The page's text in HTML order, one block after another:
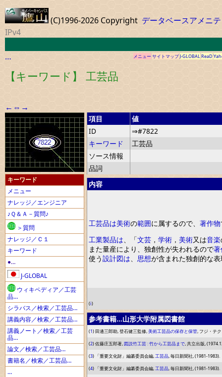
(C)1996-2026 Copyright データベースアメニ
IPv4
… メニューサイトマップJ-GLOBALReaD
【キーワード】 工芸品
← ⇔ →
キーワード
メニュー
ナレッジ／エンジニア
♪Ｑ＆Ａ－質問♪
＞質問
ナレッジ／Ｃ１
キーワード
●…
J-GLOBAL
ウィキペディア／工芸
品…
シラバス／検索／工芸品…
講義内容／検索／工芸品…
講義ノート／検索／工芸
品…
論文／検索／工芸品…
書籍名／検索／工芸品…
…
項目
値
ID
⇒#7822
キーワード
工芸品
ソース情報
品詞
内容
工芸品は美術の範囲に属するので、 著作物
工業製品は、 「文芸 ， 学術 ， 美術又は音楽
また量産により 、 独創性が失われるので
使う設計図は、 思想が含まれた独創的な
(ⅰ)
参考書籍…山形大学附属図書館
(1) 田邊三郎助, 登石健三監修,美術工芸品の保存と保管, フジ・テ
(2) 佐藤庄五郎著,図説竹工芸 : 竹から工芸品まで, 共立出版,
(3) 「重要文化財」編纂委員会編,工芸品, 毎日新聞社, (1981-1983).
(4) 「重要文化財」編纂委員会編,工芸品, 毎日新聞社, (1981-1983).